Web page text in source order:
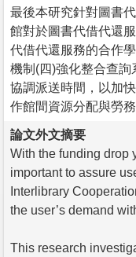
最後本研究針對圖書
館對於圖書代借代還
代借代還服務的合作
機制(四)強化整合查
協調派送時間，以加
作館間資源分配與勞
論文外文摘要
With the funding drop
important to assure
Interlibrary
the user’s demand
This research